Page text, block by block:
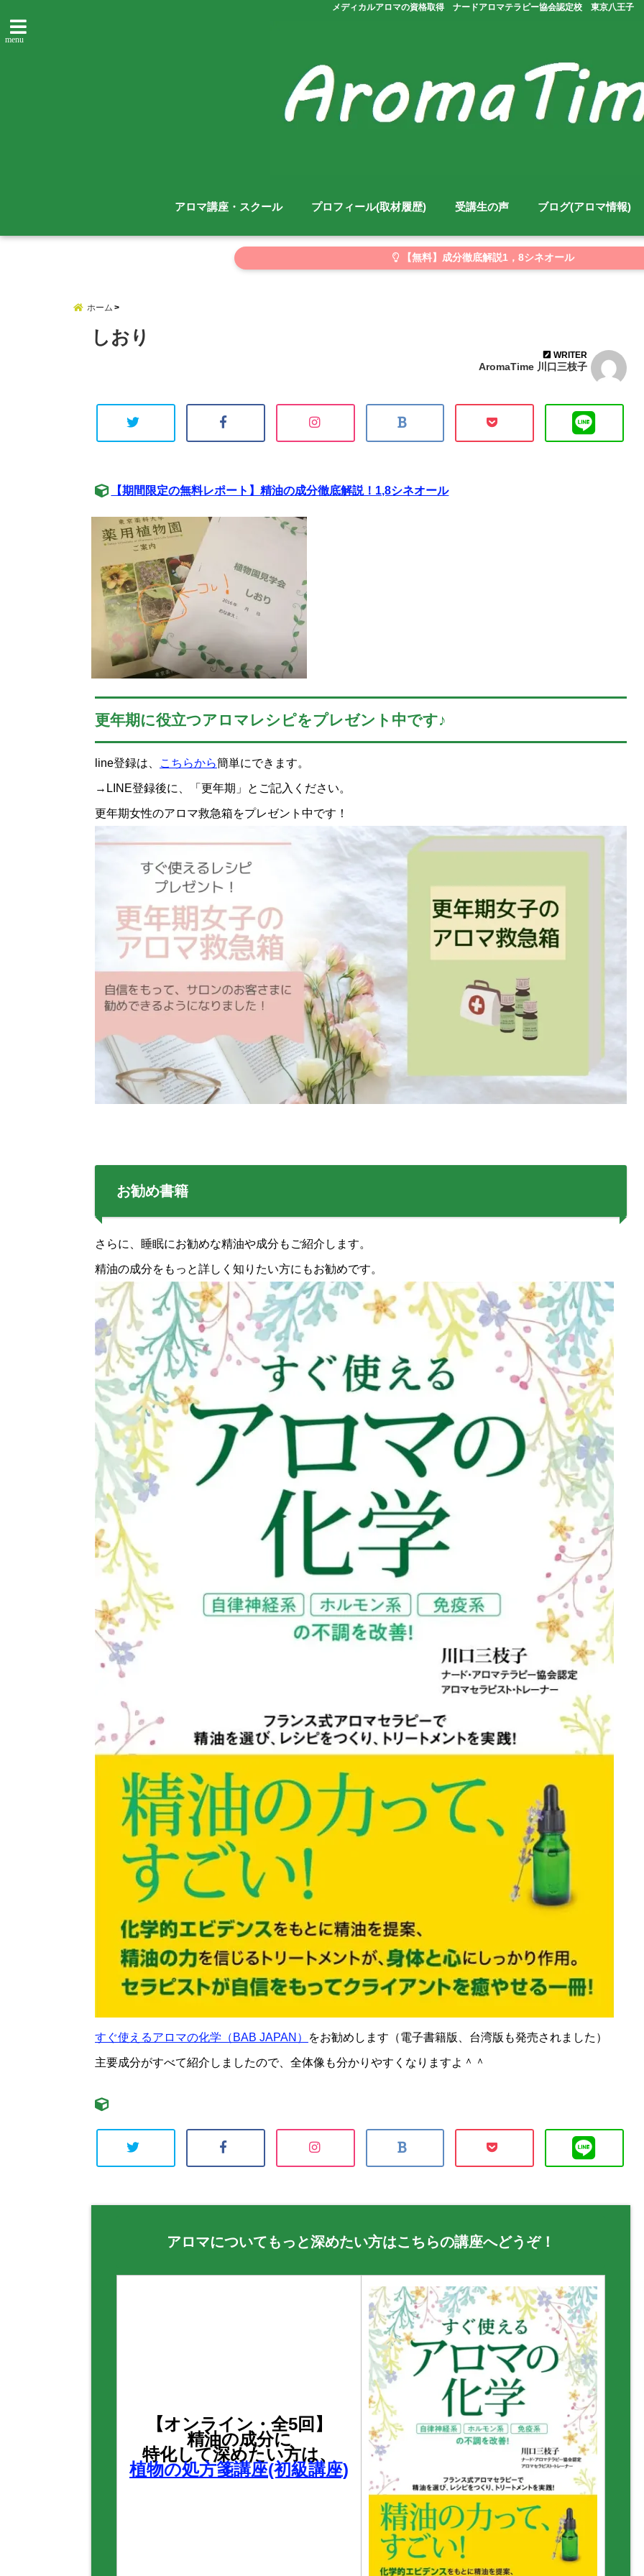
メディカルアロマの資格取得 ナードアロマテラピー協会認定校 東京八王子
menu
アロマ講座・スクール プロフィール(取材履歴) 受講生の声 ブログ(アロマ情報)
【無料】成分徹底解説1，8シネオール
ホーム
しおり
WRITER
AromaTime 川口三枝子
【期間限定の無料レポート】精油の成分徹底解説！1,8シネオール
更年期に役立つアロマレシピをプレゼント中です♪
line登録は、 こちらから簡単にできます。
→LINE登録後に、「更年期」とご記入ください。
更年期女性のアロマ救急箱をプレゼント中です！
お勧め書籍
さらに、睡眠にお勧めな精油や成分もご紹介します。
精油の成分をもっと詳しく知りたい方にもお勧めです。
すぐ使えるアロマの化学（BAB JAPAN） をお勧めします（電子書籍版、台湾版も発売されました）
主要成分がすべて紹介しましたので、全体像も分かりやすくなりますよ＾＾
アロマについてもっと深めたい方はこちらの講座へどうぞ！
【オンライン・全5回】
精油の成分に
特化して深めたい方は、
植物の処方箋講座(初級講座)